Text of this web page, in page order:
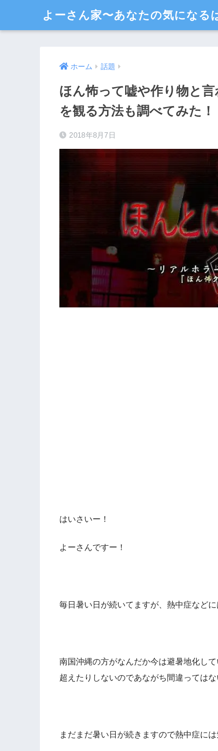
よーさん家〜あなたの気になる
ホーム 話題
ほん怖って嘘や作り物と
を観る方法も調べてみた！
2018年8月7日
はいさいー！
よーさんですー！
毎日暑い日が続いてますが、熱中症など
南国沖縄の方がなんだか今は避暑地化し
超えたりしないのであながち間違っては
まだまだ暑い日が続きますので熱中症に